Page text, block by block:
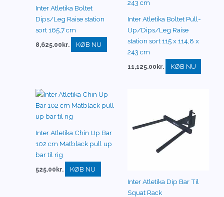
Inter Atletika Boltet
Dips/Leg Raise station
sort 165,7 cm
8,625.00 kr. KØB NU
Inter Atletika Boltet Pull-
Up/Dips/Leg Raise
station sort 115 x 114,8 x
243 cm
11,125.00 kr. KØB NU
Inter Atletika Chin Up Bar
102 cm Matblack pull up
bar til rig
525.00 kr.
KØB NU
Inter Atletika Dip Bar Til
Squat Rack